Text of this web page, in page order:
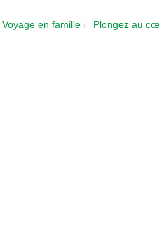
Voyage en famille Plongez au